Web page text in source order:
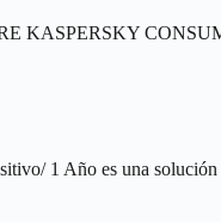
KASPERSKY
1 Año es una